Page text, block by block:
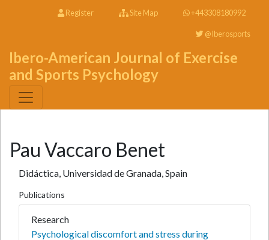
Register Site Map +443308180992
@Iberosports
Ibero-American Journal of Exercise
and Sports Psychology
Pau Vaccaro Benet
Didáctica, Universidad de Granada, Spain
Publications
Research
Psychological discomfort and stress during